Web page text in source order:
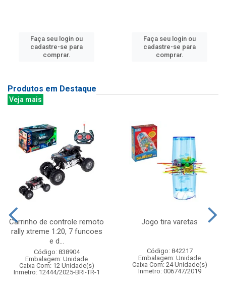
Faça seu login ou
cadastre-se para
comprar.
Faça seu login ou
cadastre-se para
comprar.
Produtos em Destaque
Veja mais
Carrinho de controle remoto
rally xtreme 1:20, 7 funcoes
e d...
Código: 838904
Embalagem: Unidade
Caixa Com: 12 Unidade(s)
Inmetro: 12444/2025-BRI-TR-1
Jogo tira varetas
Código: 842217
Embalagem: Unidade
Caixa Com: 24 Unidade(s)
Inmetro: 006747/2019